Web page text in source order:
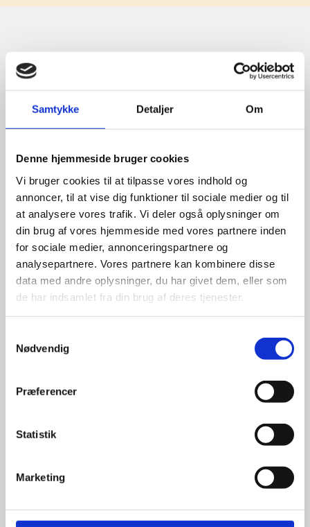
Samtykke Detaljer Om
Denne hjemmeside bruger cookies
Vi bruger cookies til at tilpasse vores indhold og
annoncer, til at vise dig funktioner til sociale medier og til
at analysere vores trafik. Vi deler også oplysninger om
din brug af vores hjemmeside med vores partnere inden
for sociale medier, annonceringspartnere og
analysepartnere. Vores partnere kan kombinere disse
data med andre oplysninger, du har givet dem, eller som
de har indsamlet fra din brug af deres tjenester.
Nødvendig
Præferencer
Statistik
Marketing
leverandører
giver større
udvalg
For at sikre høj kvalitet og stor
leveringssikkerhed samarbejder vi
med de største og mest
anerkendte leverandører inden for
promotion.
så finder vi det helt rigtige produkt
til en konkurrence dygtig pris.